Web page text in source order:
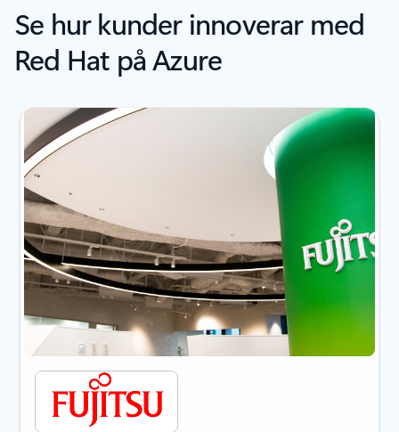
Se hur kunder innoverar med
Red Hat på Azure
Visar bild 1 av 3